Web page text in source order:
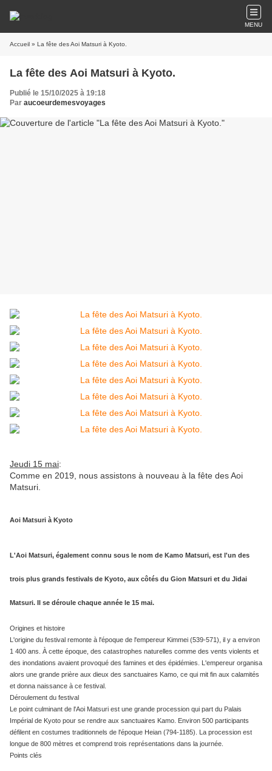
MENU
Accueil » La fête des Aoi Matsuri à Kyoto.
La fête des Aoi Matsuri à Kyoto.
Publié le 15/10/2025 à 19:18
Par aucoeurdemesvoyages
Jeudi 15 mai:
Comme en 2019, nous assistons à nouveau à la fête des Aoi
Matsuri.
Aoi Matsuri à Kyoto
L'Aoi Matsuri, également connu sous le nom de Kamo Matsuri, est l'un des
trois plus grands festivals de Kyoto, aux côtés du Gion Matsuri et du Jidai
Matsuri. Il se déroule chaque année le 15 mai.
Origines et histoire
L'origine du festival remonte à l'époque de l'empereur Kimmei (539-571), il y a environ
1 400 ans. À cette époque, des catastrophes naturelles comme des vents violents et
des inondations avaient provoqué des famines et des épidémies. L'empereur organisa
alors une grande prière aux dieux des sanctuaires Kamo, ce qui mit fin aux calamités
et donna naissance à ce festival.
Déroulement du festival
Le point culminant de l'Aoi Matsuri est une grande procession qui part du Palais
Impérial de Kyoto pour se rendre aux sanctuaires Kamo. Environ 500 participants
défilent en costumes traditionnels de l'époque Heian (794-1185). La procession est
longue de 800 mètres et comprend trois représentations dans la journée.
Points clés